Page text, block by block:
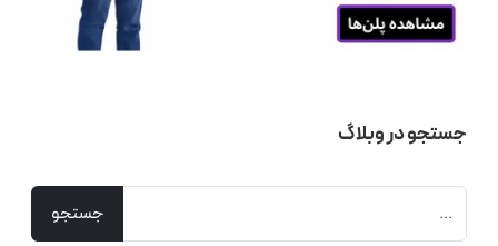
جستجو در وبلاگ